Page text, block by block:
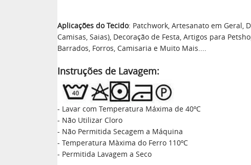
Aplicações do Tecido: Patchwork, Artesanato em Geral,
Camisas, Saias), Decoração de Festa, Artigos para
Barrados, Forros, Camisaria e Muito Mais....
Instruções de Lavagem:
- Lavar com Temperatura Máxima de 40ºC
- Não Utilizar Cloro
- Não Permitida Secagem a Máquina
- Temperatura Màxima do Ferro 110ºC
- Permitida Lavagem a Seco